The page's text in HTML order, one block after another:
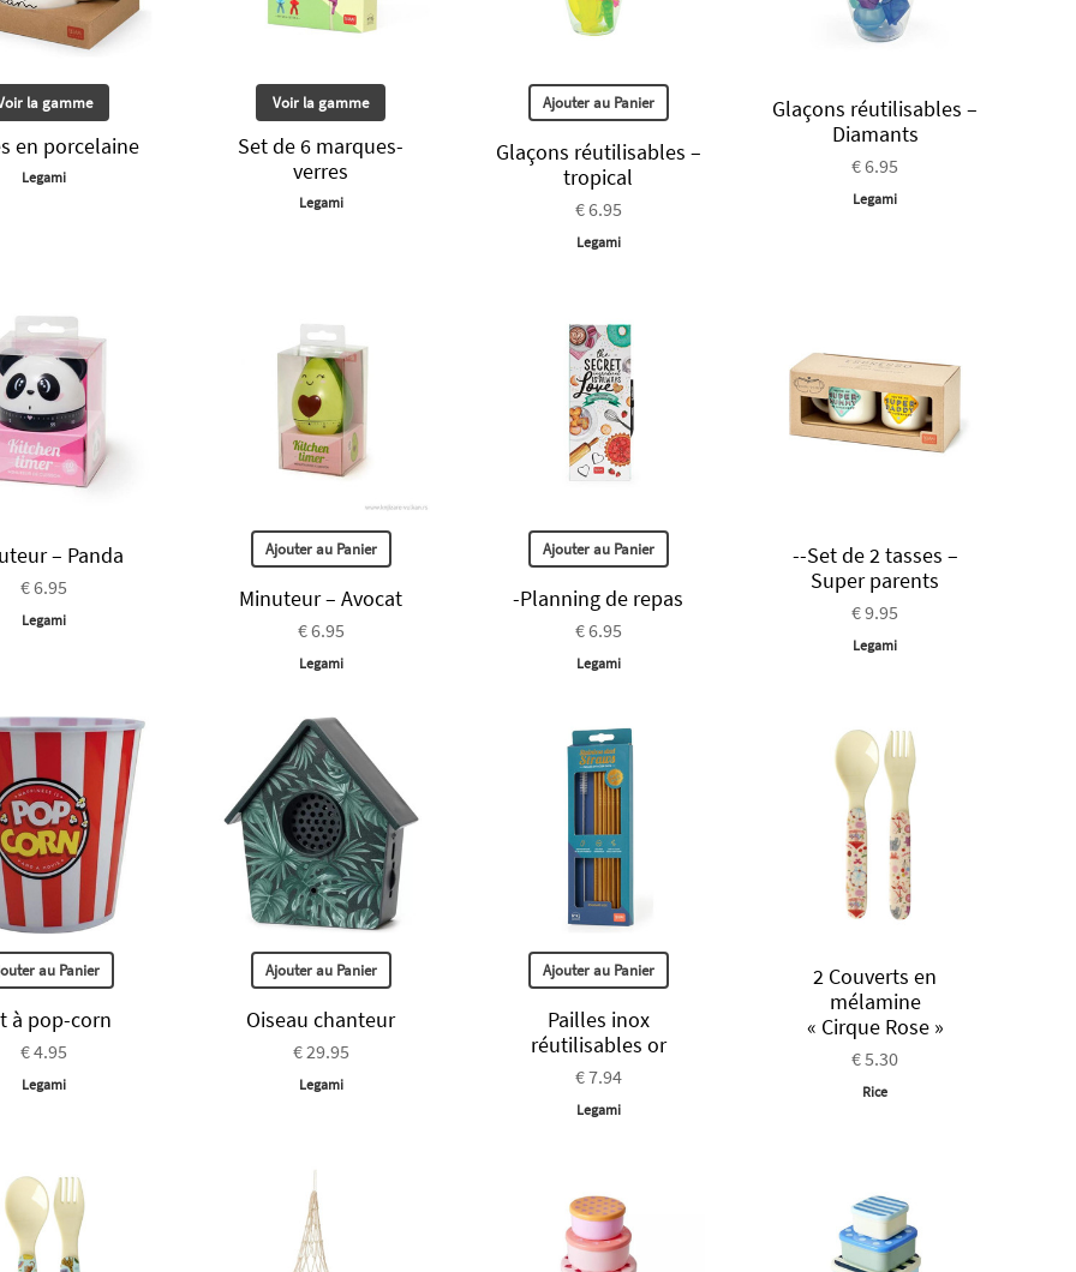
la gamme
en porcelaine
Legami
Voir la gamme
Set de 6 marques-
verres
Legami
Ajouter au Panier
Glaçons réutilisables –
tropical
€ 6.95
Legami
Glaçons réutilisables –
Diamants
€ 6.95
Legami
– Panda
€ 6.95
Legami
Ajouter au Panier
Minuteur – Avocat
€ 6.95
Legami
Ajouter au Panier
-Planning de repas
€ 6.95
Legami
--Set de 2 tasses –
Super parents
€ 9.95
Legami
au Panier
à pop-corn
€ 4.95
Legami
Ajouter au Panier
Oiseau chanteur
€ 29.95
Legami
Ajouter au Panier
Pailles inox
réutilisables or
€ 7.94
Legami
2 Couverts en
mélamine
« Cirque Rose »
€ 5.30
Rice